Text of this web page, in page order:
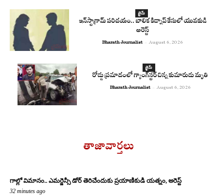
క్రైమ్
ఇన్‌స్టాగ్రామ్ పరిచయం.. బాలిక కిడ్నాప్ కేసులో యువకుడి
అరెస్ట్
Bharath Journalist - August 6, 2026
క్రైమ్
రోడ్డు ప్రమాదంలో గ్యాంగ్‌స్టర్ చిన్న కుమారుడు మృతి
Bharath Journalist - August 6, 2026
తాజావార్తలు
గాల్లో విమానం.. ఎమర్జెన్సీ డోర్ తెరిచేందుకు ప్రయాణికుడి యత్నం, అరెస్ట్
32 minutes ago